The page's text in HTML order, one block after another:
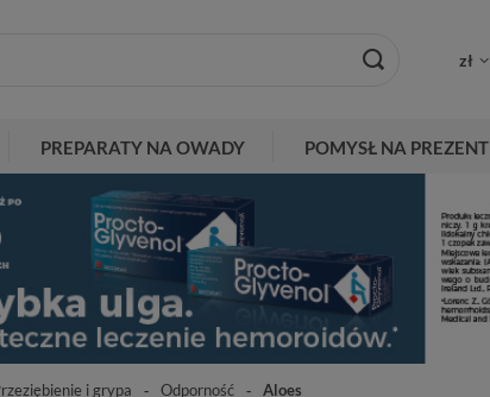
zł
PREPARATY NA OWADY POMYSŁ NA PREZENT
i grypa Odporność Aloes